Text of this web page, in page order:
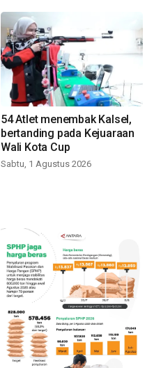
54 Atlet menembak Kalsel,
bertanding pada Kejuaraan
Wali Kota Cup
Sabtu, 1 Agustus 2026